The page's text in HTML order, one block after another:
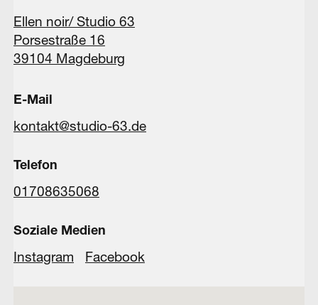
Ellen noir/ Studio 63
Porsestraße 16
39104 Magdeburg
E-Mail
kontakt@studio-63.de
Telefon
01708635068
Soziale Medien
Instagram
Facebook